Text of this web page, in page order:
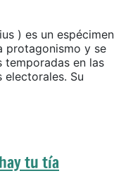
) es un espécimen
protagonismo y se
temporadas en las
electorales. Su
tu tía